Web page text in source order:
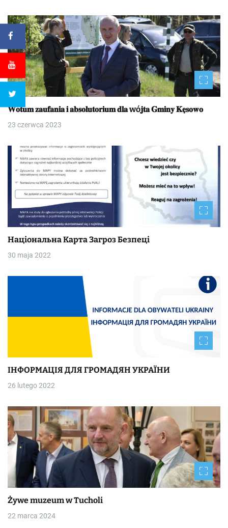
𝐖𝐨𝐭𝐮𝐦 𝐳𝐚𝐮𝐟𝐚𝐧𝐢𝐚 𝐢 𝐚𝐛𝐬𝐨𝐥𝐮𝐭𝐨𝐫𝐢𝐮𝐦 𝐝𝐥𝐚 wó𝐣𝐭𝐚 𝐆𝐦𝐢𝐧𝐲 𝐊𝐞̨𝐬𝐨𝐰𝐨
23 czerwca 2023
Національна Kapтa Загроз Безпеці
30 maja 2022
ІНФОРМАЦІЯ ДЛЯ ГРОМАДЯН УКРАЇНИ
26 lutego 2022
Żywe muzeum w Tucholi
22 marca 2024